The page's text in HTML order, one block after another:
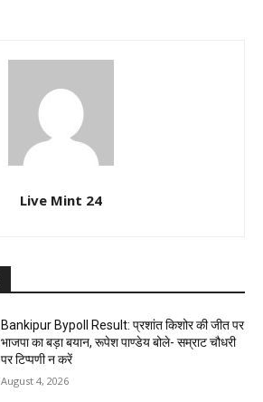
Live Mint 24
Bankipur Bypoll Result: प्रशांत किशोर की जीत पर
भाजपा का बड़ा बयान, रूपेश पाण्डेय बोले- सम्राट चौधरी
पर टिप्पणी न करें
August 4, 2026